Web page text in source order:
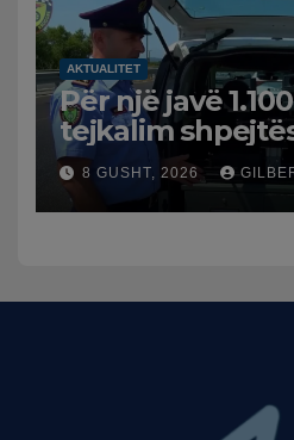
AKTUALITET
Për një javë
tejkalim
publikon
trafikut së
funksion
8 GUSHT, 2026